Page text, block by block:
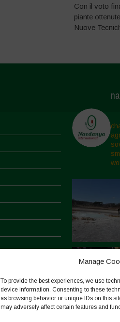
Manage
To provide the best experiences, we use
device information. Consenting to these
as browsing behavior or unique IDs on this
may adversely affect certain features and
Con il voto
piante
Nuove